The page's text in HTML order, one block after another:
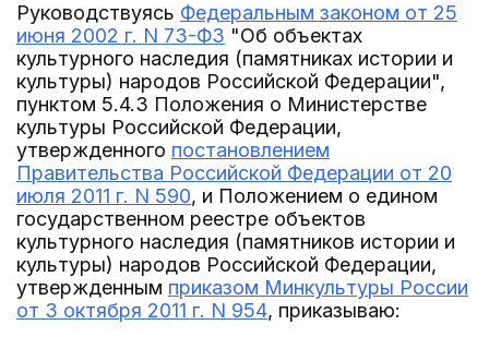
Руководствуясь Федеральным законом от 25
июня 2002 г. N 73-ФЗ "Об объектах
культурного наследия (памятниках истории и
культуры) народов Российской Федерации",
пунктом 5.4.3 Положения о Министерстве
культуры Российской Федерации,
утвержденного постановлением
Правительства Российской Федерации от 20
июля 2011 г. N 590, и Положением о едином
государственном реестре объектов
культурного наследия (памятников истории и
культуры) народов Российской Федерации,
утвержденным приказом Минкультуры России
от 3 октября 2011 г. N 954, приказываю: